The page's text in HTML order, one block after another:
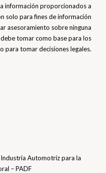
información proporcionados a
solo para fines de información
asesoramiento sobre ninguna
tomar como base para los
para tomar decisiones legales.
Automotriz para la
– PADF